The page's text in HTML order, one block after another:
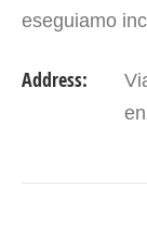
eseguiamo
Address: